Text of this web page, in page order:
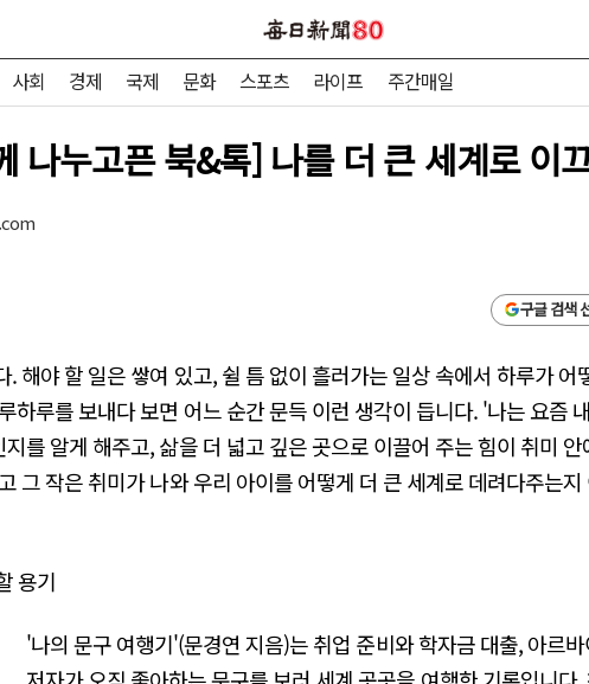
사회 경제 국제 문화 스포츠 라이프 주간매일
나누고픈 북&톡] 나를 더 큰 세계로 이
구글 검색
. 해야 할 일은 쌓여 있고, 쉴 틈 없이 흘러가는 일상 속에서 하루가
하루를 보내다 보면 어느 순간 문득 이런 생각이 듭니다. '나는 요즘
를 알게 해주고, 삶을 더 넓고 깊은 곳으로 이끌어 주는 힘이 취미
그 작은 취미가 나와 우리 아이를 어떻게 더 큰 세계로 데려다주는
용기
'나의 문구 여행기'(문경연 지음)는 취업 준비와 학자금 대출, 아르